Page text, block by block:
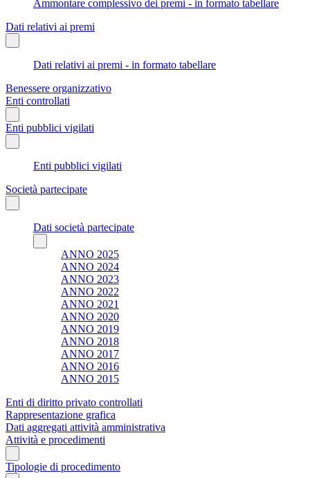
Ammontare complessivo dei premi - in formato tabellare
Dati relativi ai premi
Dati relativi ai premi - in formato tabellare
Benessere organizzativo
Enti controllati
Enti pubblici vigilati
Enti pubblici vigilati
Società partecipate
Dati società partecipate
ANNO 2025
ANNO 2024
ANNO 2023
ANNO 2022
ANNO 2021
ANNO 2020
ANNO 2019
ANNO 2018
ANNO 2017
ANNO 2016
ANNO 2015
Enti di diritto privato controllati
Rappresentazione grafica
Dati aggregati attività amministrativa
Attività e procedimenti
Tipologie di procedimento